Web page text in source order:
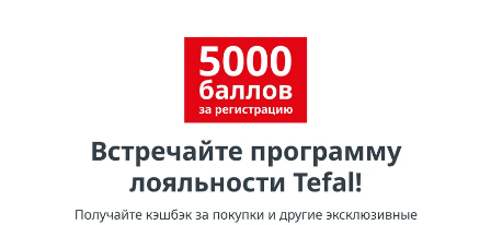
попадании внутрь. Эти же органы подтвердили, что
покрытия из ПТФЭ не представляют опасности для
здоровья при использовании в посуде для
проведенному МАИР (Международное агентство по
изучению рака), ВОЗ (Всемирная организация
здравоохранения) отнесла ПТФЭ к группе 3 [Том 19, 288